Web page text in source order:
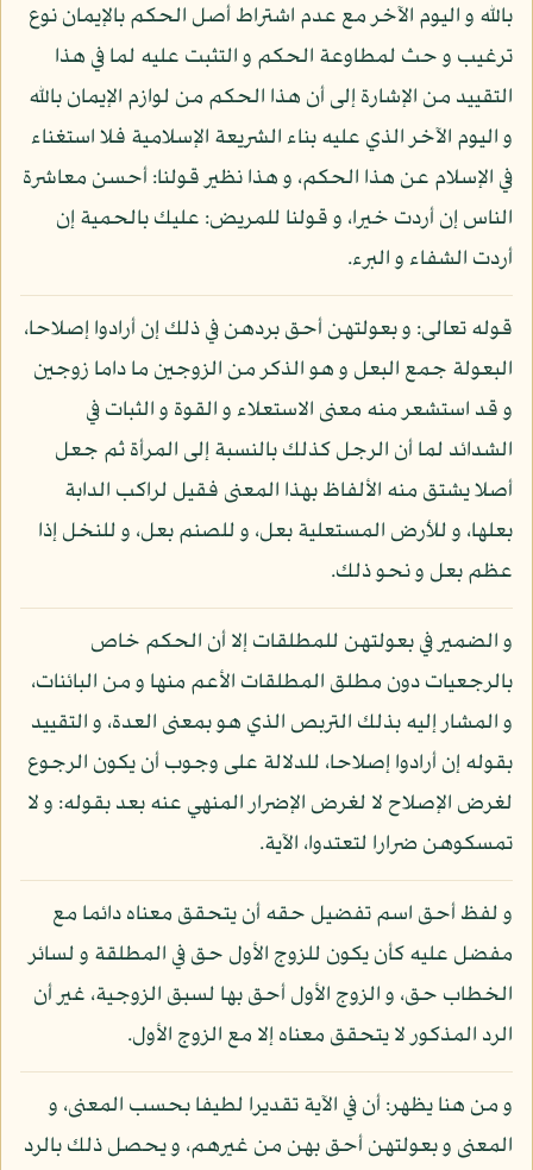
بالله و اليوم الآخر مع عدم اشتراط أصل الحكم بالإيمان نوع
ترغيب و حث لمطاوعة الحكم و التثبت عليه لما في هذا
التقييد من الإشارة إلى أن هذا الحكم من لوازم الإيمان بالله
و اليوم الآخر الذي عليه بناء الشريعة الإسلامية فلا استغناء
في الإسلام عن هذا الحكم، و هذا نظير قولنا: أحسن معاشرة
الناس إن أردت خيرا، و قولنا للمريض: عليك بالحمية إن
أردت الشفاء و البرء.
قوله تعالى: و بعولتهن أحق بردهن في ذلك إن أرادوا إصلاحا،
البعولة جمع البعل و هو الذكر من الزوجين ما داما زوجين
و قد استشعر منه معنى الاستعلاء و القوة و الثبات في
الشدائد لما أن الرجل كذلك بالنسبة إلى المرأة ثم جعل
أصلا يشتق منه الألفاظ بهذا المعنى فقيل لراكب الدابة
بعلها، و للأرض المستعلية بعل، و للصنم بعل، و للنخل إذا
عظم بعل و نحو ذلك.
و الضمير في بعولتهن للمطلقات إلا أن الحكم خاص
بالرجعيات دون مطلق المطلقات الأعم منها و من البائنات،
و المشار إليه بذلك التربص الذي هو بمعنى العدة، و التقييد
بقوله إن أرادوا إصلاحا، للدلالة على وجوب أن يكون الرجوع
لغرض الإصلاح لا لغرض الإضرار المنهي عنه بعد بقوله: و لا
تمسكوهن ضرارا لتعتدوا، الآية.
و لفظ أحق اسم تفضيل حقه أن يتحقق معناه دائما مع
مفضل عليه كأن يكون للزوج الأول حق في المطلقة و لسائر
الخطاب حق، و الزوج الأول أحق بها لسبق الزوجية، غير أن
الرد المذكور لا يتحقق معناه إلا مع الزوج الأول.
و من هنا يظهر: أن في الآية تقديرا لطيفا بحسب المعنى، و
المعنى و بعولتهن أحق بهن من غيرهم، و يحصل ذلك بالرد